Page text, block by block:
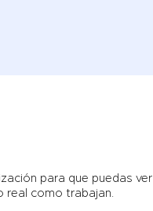
para que puedas ver
real como trabajan.